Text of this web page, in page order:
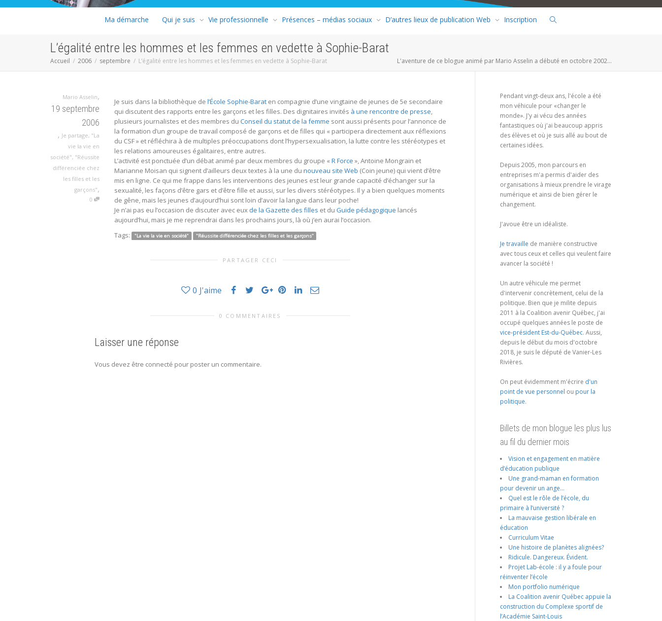
Ma démarche Qui je suis Vie professionnelle Présences – médias sociaux D’autres lieux de publication Web Inscription
L’égalité entre les hommes et les femmes en vedette à Sophie-Barat
Accueil 2006 septembre L’égalité entre les hommes et les femmes en vedette à Sophie-Barat L'aventure de ce blogue animé par Mario Asselin a débuté en octobre 2002...
Mario Asselin,
19 septembre
2006
, Je partage, "La
vie la vie en
société", "Réussite
différenciée chez
les filles et les
garçons",
0
Je suis dans la bibliothèque de l’École Sophie-Barat en compagnie d’une vingtaine de jeunes de 5e secondaire
qui discutent des rapports entre les garçons et les filles. Des dignitaires invités à une rencontre de presse,
plusieurs journalistes et des membres du Conseil du statut de la femme sont aussi présents pour l’annonce de
la formation d’un groupe de travail composé de garçons et de filles qui « participera directement aux réflexions
du CSF » et réfléchira à de multiples préoccupations dont l’hypersexualisation, la lutte contre les stéréotypes et
les relations amoureuses égalitaires, entre autres.
L’activité est ponctuée d’un débat animé par deux membres du groupe « R Force », Antoine Mongrain et
Marianne Moisan qui signent d’ailleurs deux textes à la une du nouveau site Web (Coin jeune) qui vient d’être
mis en ligne. Ce qui me frappe dans les interventions des jeunes est leur grande capacité d’échanger sur la
sexualité, les façons d’être gars et d’être fille et aussi, sur les divers stéréotypes. Il y a bien quelques moments
de gêne, mais les jeunes d’aujourd’hui sont loin d’avoir la langue dans leur poche!
Je n’ai pas eu l’occasion de discuter avec eux de la Gazette des filles et du Guide pédagogique lancés
aujourd’hui, mais je me reprendrai dans les prochains jours, là où j’en aurai l’occasion.
Tags:
"La vie la vie en société" "Réussite différenciée chez les filles et les garçons"
PARTAGER CECI
0 J'aime
0 COMMENTAIRES
Laisser une réponse
Vous devez être connecté pour poster un commentaire.
Pendant vingt-deux ans, l'école a été
mon véhicule pour «changer le
monde». J'y ai vécu des années
fantastiques où j'ai beaucoup appris
des élèves et où je suis allé au bout de
certaines idées.
Depuis 2005, mon parcours en
entreprises m'a permis d'aider des
organisations à mieux prendre le virage
numérique et ainsi de bien gérer le
changement.
J'avoue être un idéaliste.
Je travaille de manière constructive
avec tous ceux et celles qui veulent faire
avancer la société !
Un autre véhicule me permet
d'intervenir concrètement, celui de la
politique. Bien que je milite depuis
2011 à la Coalition avenir Québec, j'ai
occupé quelques années le poste de
vice-président Est-du-Québec. Aussi,
depuis le début du mois d'octobre
2018, je suis le député de Vanier-Les
Rivières.
On peut évidemment m'écrire d'un
point de vue personnel ou pour la
politique.
Billets de mon blogue les plus lus
au fil du dernier mois
Vision et engagement en matière
d’éducation publique
Une grand-maman en formation
pour devenir un ange…
Quel est le rôle de l’école, du
primaire à l’université ?
La mauvaise gestion libérale en
éducation
Curriculum Vitae
Une histoire de planètes alignées?
Ridicule. Dangereux. Évident.
Projet Lab-école : il y a foule pour
réinventer l’école
Mon portfolio numérique
La Coalition avenir Québec appuie la
construction du Complexe sportif de
l’Académie Saint-Louis